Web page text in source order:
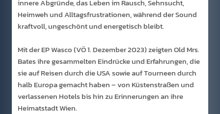
innere Abgründe, das Leben im Rausch, Sehnsucht,
Heimweh und Alltagsfrustrationen, während der Sound
kraftvoll, ungeschönt und energetisch bleibt.
Mit der EP Wasco (VÖ 1. Dezember 2023) zeigten Old Mrs.
Bates ihre gesammelten Eindrücke und Erfahrungen, die
sie auf Reisen durch die USA sowie auf Tourneen durch
halb Europa gemacht haben – von Küstenstraßen und
verlassenen Hotels bis hin zu Erinnerungen an ihre
Heimatstadt Wien.